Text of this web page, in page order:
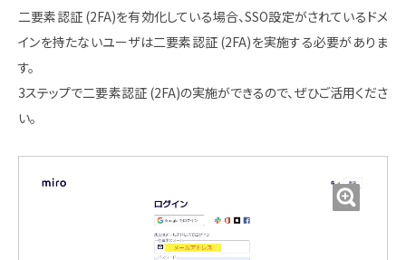
二要素認証 (2FA)を有効化している場合、SSO設定がされているドメ
インを持たないユーザは二要素認証 (2FA)を実施する必要がありま
す。
3ステップで二要素認証 (2FA)の実施ができるので、ぜひご活用くださ
い。